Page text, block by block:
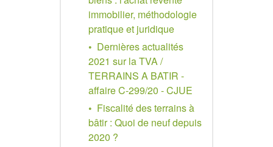
immobilier, méthodologie
pratique et juridique
Dernières actualités
2021 sur la TVA /
TERRAINS A BATIR -
affaire C‑299/20 - CJUE
Fiscalité des terrains à
bâtir : Quoi de neuf depuis
2020 ?